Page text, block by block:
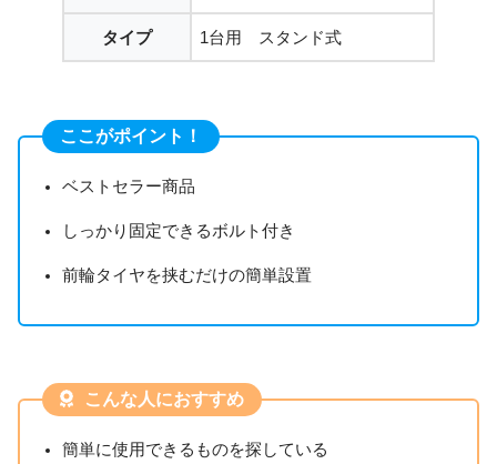
タイプ 1台用 スタンド式
ここがポイント！
ベストセラー商品
しっかり固定できるボルト付き
前輪タイヤを挟むだけの簡単設置
こんな人におすすめ
簡単に使用できるものを探している